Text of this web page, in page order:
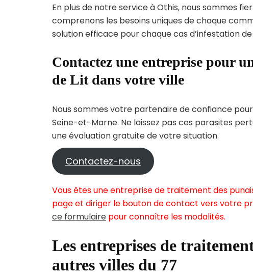
En plus de notre service à Othis, nous sommes
comprenons les besoins uniques de chaque
solution efficace pour chaque cas d’infestation
Contactez une entreprise pour
de Lit dans votre ville
Nous sommes votre partenaire de confiance
Seine-et-Marne. Ne laissez pas ces parasites
une évaluation gratuite de votre situation.
Contactez-nous
Vous êtes une entreprise de traitement des
page et diriger le bouton de contact vers votre
ce formulaire pour connaître les modalités.
Les entreprises de
autres villes du 77